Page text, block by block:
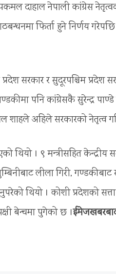
दाहाल नेपाली कांग्रेस
फिर्ता हुने निर्णय गरेपछि
सरकार र सुदूरपश्चिम प्रदेश
पनि कांग्रेसकै सुरेन्द्र पाण्डे
शाहले अहिले सरकारको नेतृत्व
थियो । ९ मन्त्रीसहित केन्द्रीय
लीला गिरी,
थियो । कोशी प्रदेशको
बेन्चमा पुगेको छ ।